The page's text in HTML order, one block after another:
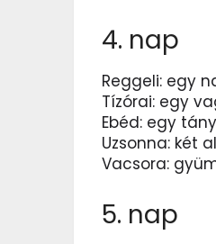
4. nap
Reggeli: egy
Tízórai: egy
Ebéd: egy
Uzsonna: két
Vacsora:
5. nap